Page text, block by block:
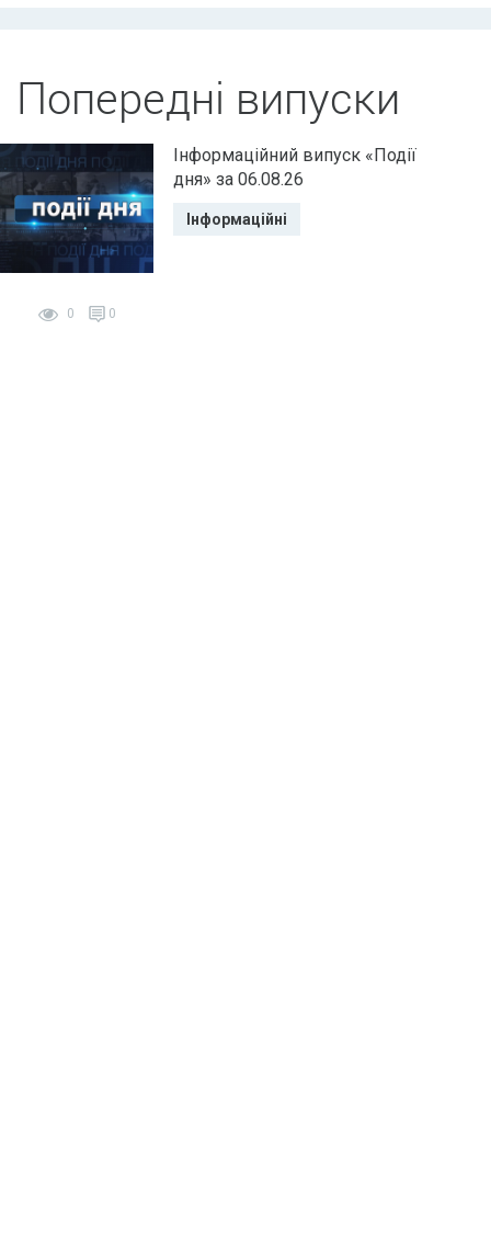
Попередні випуски
0 0
Інформаційний випуск «Події
дня» за 06.08.26
Інформаційні